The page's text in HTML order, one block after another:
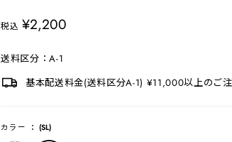
税込 定
¥2,200
送料区分：A-1
基本配送料金(送料区分A-1) ¥11,000以上のご
カラー ：(SL)